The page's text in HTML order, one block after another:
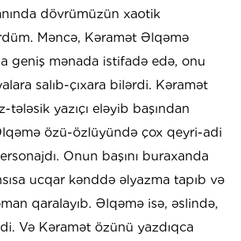
dövrümüzün xaotik
Məncə, Kəramət Əlqəmə
geniş mənada istifadə edə, onu
salıb-çıxara bilərdi. Kəramət
yazıçı eləyib başından
özü-özlüyündə çox qeyri-adi
Onun başını buraxanda
ucqar kənddə əlyazma tapıb və
qaralayıb. Əlqəmə isə, əslində,
Və Kəramət özünü yazdıqca